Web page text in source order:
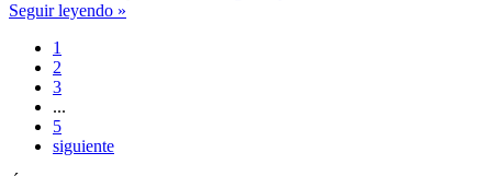
Seguir leyendo »
1
2
3
...
5
siguiente